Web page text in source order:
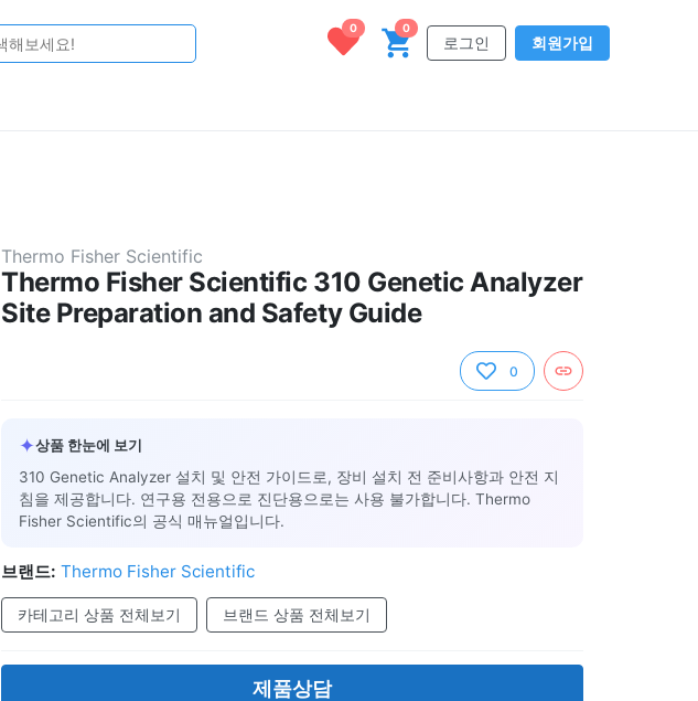
0 0
로그인 회원가입
Thermo Fisher Scientific
Thermo Fisher Scientific 310 Genetic Analyzer
Site Preparation and Safety Guide
0
✦상품 한눈에 보기
310 Genetic Analyzer 설치 및 안전 가이드로, 장비 설치 전 준비사항과 안전 지
침을 제공합니다. 연구용 전용으로 진단용으로는 사용 불가합니다. Thermo
Fisher Scientific의 공식 매뉴얼입니다.
브랜드: Thermo Fisher Scientific
카테고리 상품 전체보기 브랜드 상품 전체보기
제품상담